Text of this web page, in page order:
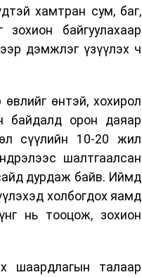
хамтран сум, баг,
байгуулахаар
дэмжлэг үзүүлэх ч
өнтэй, хохирол
байдалд орон даяар
сүүлийн 10-20 жил
шалтгаалсан
дурдаж байв. Иймд
холбогдох яамд
нь тооцож, зохион
шаардлагын талаар